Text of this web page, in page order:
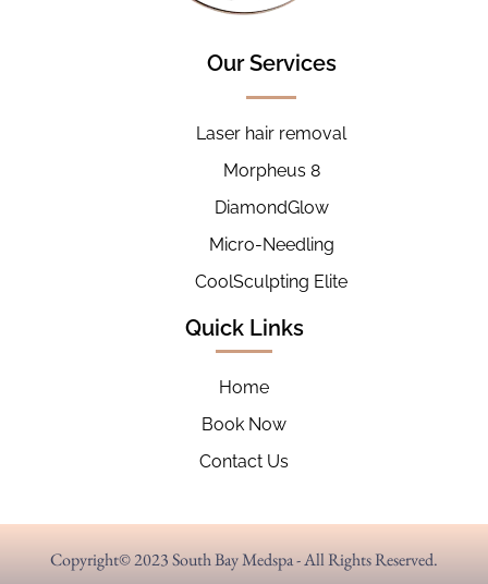
Our Services
Laser hair removal
Morpheus 8
DiamondGlow
Micro-Needling
CoolSculpting Elite
Quick Links
Home
Book Now
Contact Us
Copyright© 2023 South Bay Medspa - All Rights Reserved.